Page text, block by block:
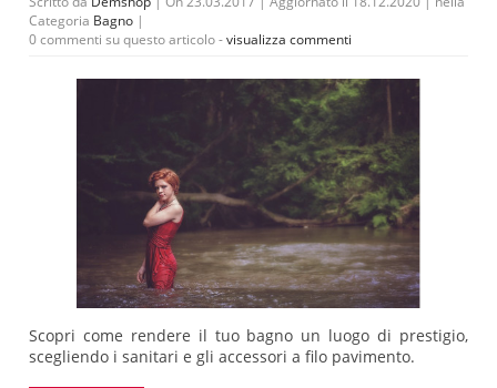
Categoria Bagno |
0 commenti su questo articolo -visualizza commenti
Scopri come rendere il tuo bagno un luogo di prestigio,
scegliendo i sanitari e gli accessori a filo pavimento.